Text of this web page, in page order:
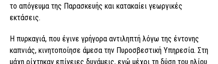
το απόγευμα της Παρασκευής και κατακαίει γεωργικές
εκτάσεις.
Η πυρκαγιά, που έγινε γρήγορα αντιληπτή λόγω της έντονης
καπνιάς, κινητοποίησε άμεσα την Πυροσβεστική Υπηρεσία. Στη
μάχη ρίχτηκαν επίγειες δυνάμεις, ενώ μέχρι τη δύση του ηλίου